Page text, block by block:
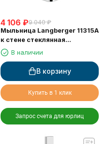
4 106 ₽9 040 ₽
Мыльница Langberger 11315A
к стене стеклянная
квадратная
В наличии
В корзину
Купить в 1 клик
Запрос счета для юрлиц